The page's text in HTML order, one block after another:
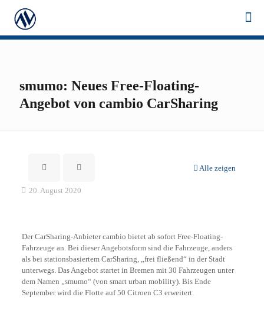
smumo: Neues Free-Floating-
Angebot von cambio CarSharing
Alle zeigen
20. August 2020
Der CarSharing-Anbieter cambio bietet ab sofort Free-Floating-
Fahrzeuge an. Bei dieser Angebotsform sind die Fahrzeuge, anders
als bei stationsbasiertem CarSharing, „frei fließend“ in der Stadt
unterwegs. Das Angebot startet in Bremen mit 30 Fahrzeugen unter
dem Namen „smumo“ (von smart urban mobility). Bis Ende
September wird die Flotte auf 50 Citroen C3 erweitert.